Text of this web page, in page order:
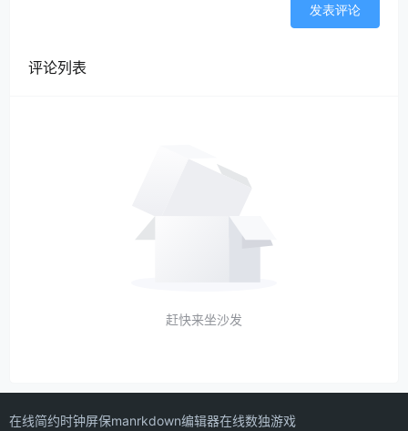
发表评论
评论列表
赶快来坐沙发
在线简约时钟屏保manrkdown编辑器在线数独游戏